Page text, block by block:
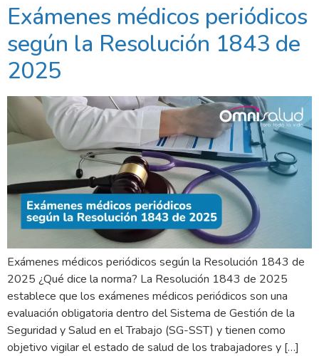
Exámenes médicos periódicos
según la Resolución 1843 de
2025
Exámenes médicos periódicos según la Resolución 1843 de
2025 ¿Qué dice la norma? La Resolución 1843 de 2025
establece que los exámenes médicos periódicos son una
evaluación obligatoria dentro del Sistema de Gestión de la
Seguridad y Salud en el Trabajo (SG-SST) y tienen como
objetivo vigilar el estado de salud de los trabajadores y […]